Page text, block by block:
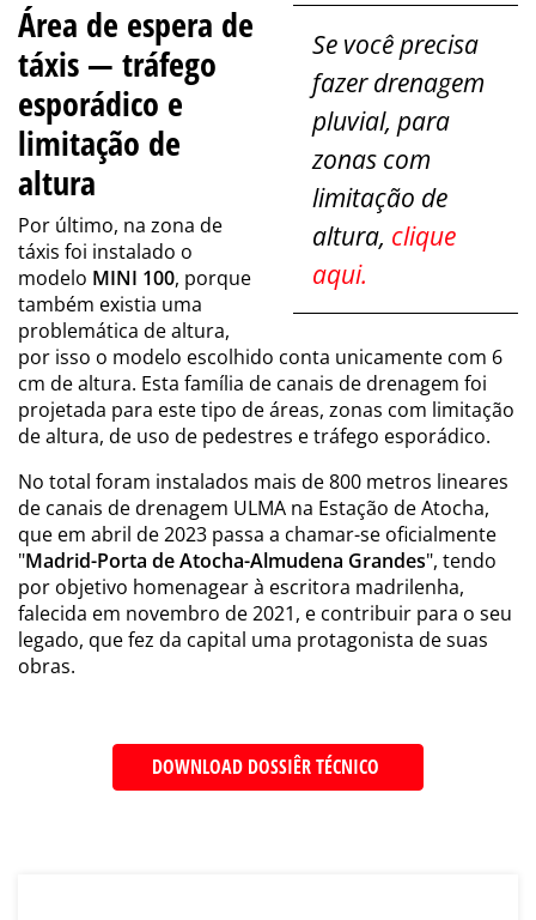
Se você precisa
fazer drenagem
pluvial, para
zonas com
limitação de
altura, clique
aqui.
Área de espera de
táxis — tráfego
esporádico e
limitação de
altura
Por último, na zona de
táxis foi instalado o
modelo MINI 100, porque
também existia uma
problemática de altura,
por isso o modelo escolhido conta unicamente com 6
cm de altura. Esta família de canais de drenagem foi
projetada para este tipo de áreas, zonas com limitação
de altura, de uso de pedestres e tráfego esporádico.
No total foram instalados mais de 800 metros lineares
de canais de drenagem ULMA na Estação de Atocha,
que em abril de 2023 passa a chamar-se oficialmente
"Madrid-Porta de Atocha-Almudena Grandes", tendo
por objetivo homenagear à escritora madrilenha,
falecida em novembro de 2021, e contribuir para o seu
legado, que fez da capital uma protagonista de suas
obras.
DOWNLOAD DOSSIÊR TÉCNICO